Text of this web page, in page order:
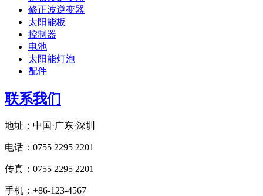
修正波逆变器
太阳能板
控制器
电池
太阳能灯泡
配件
联系我们
地址：中国·广东·深圳
电话：0755 2295 2201
传真：0755 2295 2201
手机：+86-123-4567